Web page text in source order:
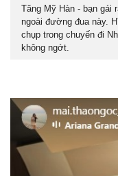
Tăng Mỹ Hàn - bạn gái
ngoài đường đua này.
chụp trong chuyến đi
không ngớt.